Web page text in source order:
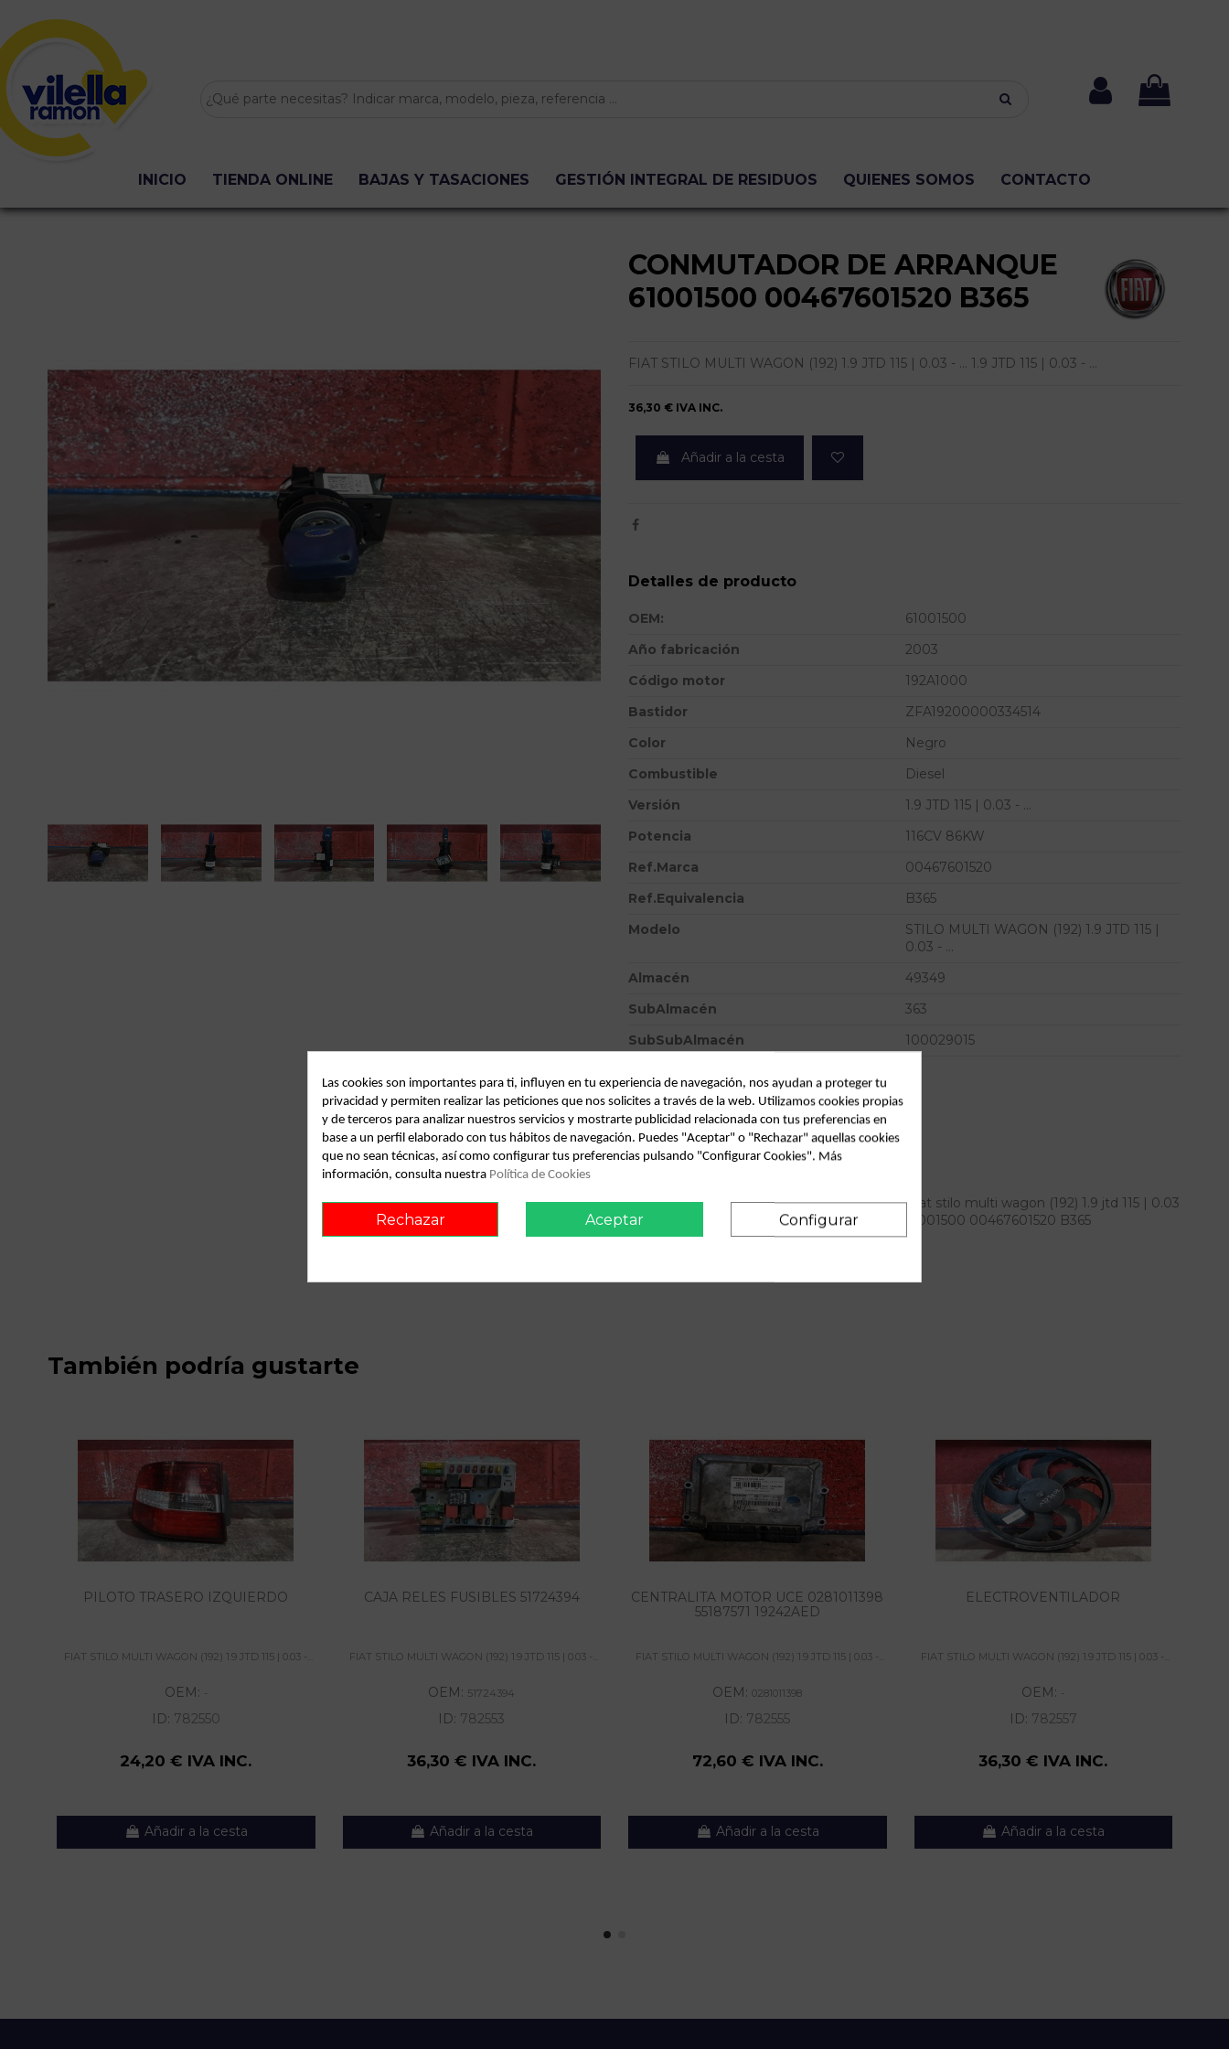
INICIO TIENDA ONLINE BAJAS Y TASACIONES GESTIÓN INTEGRAL DE RESIDUOS QUIENES SOMOS CONTACTO
CONMUTADOR DE ARRANQUE
61001500 00467601520 B365
FIAT STILO MULTI WAGON (192) 1.9 JTD 115 | 0.03 - ... 1.9 JTD 115 | 0.03 - ...
36,30 € IVA INC.
Añadir a la cesta
Detalles de producto
OEM:
61001500
Año fabricación
2003
Código motor
192A1000
Bastidor
ZFA19200000334514
Color
Negro
Combustible
Diesel
Versión
1.9 JTD 115 | 0.03 - ...
Potencia
116CV 86KW
Ref.Marca
00467601520
Ref.Equivalencia
B365
Modelo
STILO MULTI WAGON (192) 1.9 JTD 115 |
0.03 - ...
Almacén
49349
SubAlmacén
363
SubSubAlmacén
100029015
ID: 782560
Fecha disponible: 2022-04-06
Descripción
Recambio de conmutador de arranque para fiat stilo multi wagon (192) 1.9 jtd 115 | 0.03
- ... 1.9 jtd 115 | 0.03 - ... referencia OEM IAM 61001500 00467601520 B365
También podría gustarte
PILOTO TRASERO IZQUIERDO
FIAT STILO MULTI WAGON (192) 1.9 JTD 115 | 0.03 -...
OEM: -
ID: 782550
24,20 € IVA INC.
Añadir a la cesta
CAJA RELES FUSIBLES 51724394
FIAT STILO MULTI WAGON (192) 1.9 JTD 115 | 0.03 -...
OEM: 51724394
ID: 782553
36,30 € IVA INC.
Añadir a la cesta
CENTRALITA MOTOR UCE 0281011398
55187571 19242AED
FIAT STILO MULTI WAGON (192) 1.9 JTD 115 | 0.03 -...
OEM:0281011398
ID: 782555
72,60 € IVA INC.
Añadir a la cesta
ELECTROVENTILADOR
FIAT STILO MULTI WAGON (192) 1.9 JTD 115 | 0.03 -...
OEM: -
ID: 782557
36,30 € IVA INC.
Añadir a la cesta
Las cookies son importantes para ti, influyen en tu experiencia de navegación, nos ayudan a proteger tu
privacidad y permiten realizar las peticiones que nos solicites a través de la web. Utilizamos cookies propias
y de terceros para analizar nuestros servicios y mostrarte publicidad relacionada con tus preferencias en
base a un perfil elaborado con tus hábitos de navegación. Puedes "Aceptar" o "Rechazar" aquellas cookies
que no sean técnicas, así como configurar tus preferencias pulsando "Configurar Cookies". Más
información, consulta nuestra Política de Cookies
Rechazar Aceptar Configurar